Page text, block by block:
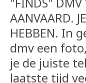
AANVAARD.
HEBBEN. In
dmv een
je de juiste
laatste tijd